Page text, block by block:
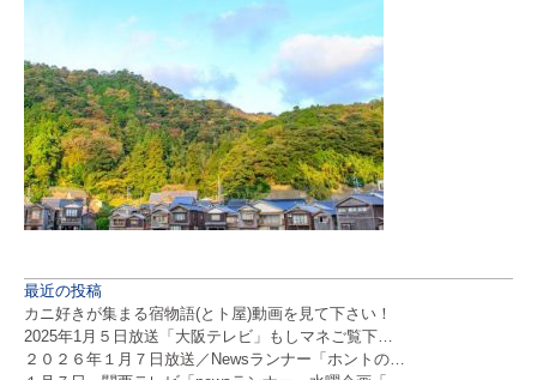
最近の投稿
カニ好きが集まる宿物語(とト屋)動画を見て下さい！
2025年1月５日放送「大阪テレビ」もしマネご覧下…
２０２６年１月７日放送／Newsランナー「ホントの…